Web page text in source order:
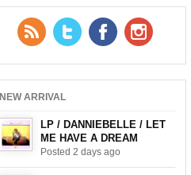
RSS FeedTwitter Facebook
NEW ARRIVAL
LP / DANNIEBELLE / LET
ME HAVE A DREAM
Posted 2 days ago